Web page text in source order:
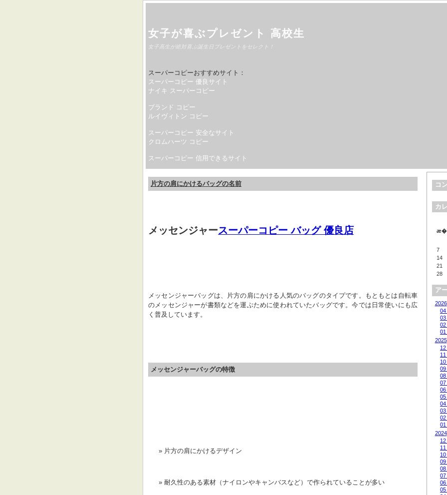
女子が喜ぶプレゼント 高校生
女子高生が絶対喜ぶ誕生日プレゼントをセレクト！
スーパーコピーおすすめサイト：
スーパーコピー 優良サイト
ナイキ スーパーコピー
ブランド コピー
ルイヴィトン コピー
スーパーコピー 安全なサイト
クロムハーツ コピー
スーパーコピー 信用できるサイト
片方の肩にかけるバッグの名前
メッセンジャースーパーコピー バッグ 優良店
メッセンジャーバッグは、片方の肩にかける人気のバッグのタイプです。もともとは自転車
のメッセンジャーが書類などを運ぶために使われていたバッグです。今では日常使いにも広
く普及しています。
メッセンジャーバッグの特徴
片方の肩にかけるデザイン
耐久性のある素材（ナイロンやキャンバスなど）で作られていることが多い
コ
カ
7
14
21
28
ア
2026
04
03
02
01
2025
12
11
10
09
08
07
06
05
04
03
02
01
2024
12
11
10
09
08
07
06
05